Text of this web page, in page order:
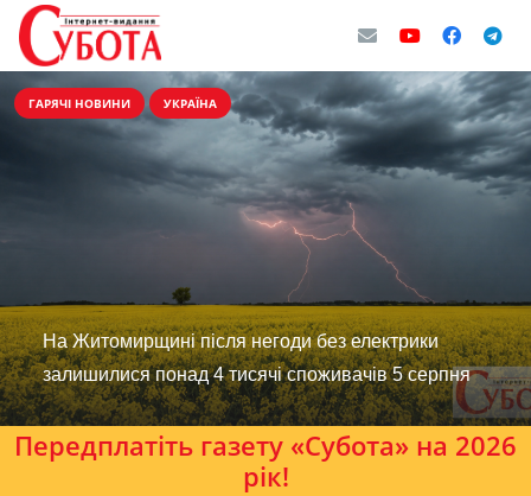
ГАРЯЧІ НОВИНИ УКРАЇНА
На Житомирщині після негоди без електрики
залишилися понад 4 тисячі споживачів 5 серпня
Передплатіть газету «Субота» на 2026
рік!